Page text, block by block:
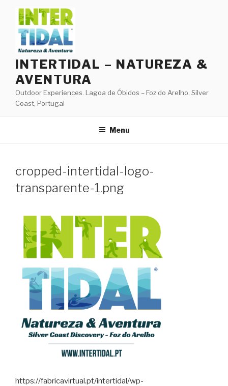
content
INTERTIDAL – NATUREZA &
AVENTURA
Outdoor Experiences. Lagoa de Óbidos – Foz do Arelho. Silver
Coast, Portugal
Menu
cropped-intertidal-logo-
transparente-1.png
https://fabricavirtual.pt/intertidal/wp-